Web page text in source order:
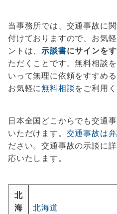
当事務所では、交通事故に
付けておりますので、お気
ントは、示談書にサインを
ただくことです。無料相談
いって無理に依頼をすすめ
お気軽に無料相談をご利用く
日本全国どこからでも交通
いただけます。 交通事故は
ださい。交通事故の示談に
応いたします。
北
海
北海道